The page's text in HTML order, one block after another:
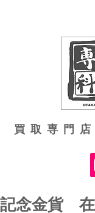
買取専門
記念金貨